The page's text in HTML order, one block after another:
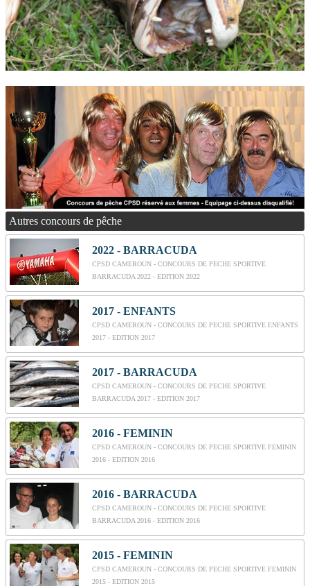
Autres concours de pêche
2022 - BARRACUDA
CPSD CAMEROUN - CONCOURS DE PECHE SPORTIVE
BARRACUDA 2022 - EDITION 2022
2017 - ENFANTS
CPSD CAMEROUN - CONCOURS DE PECHE SPORTIVE ENFANTS
2017 - EDITION 2017
2017 - BARRACUDA
CPSD CAMEROUN - CONCOURS DE PECHE SPORTIVE
BARRACUDA 2017 - EDITION 2017
2016 - FEMININ
CPSD CAMEROUN - CONCOURS DE PECHE SPORTIVE FEMININ
2016 - EDITION 2016
2016 - BARRACUDA
CPSD CAMEROUN - CONCOURS DE PECHE SPORTIVE
BARRACUDA 2016 - EDITION 2016
2015 - FEMININ
CPSD CAMEROUN - CONCOURS DE PECHE SPORTIVE FEMININ
2015 - EDITION 2015